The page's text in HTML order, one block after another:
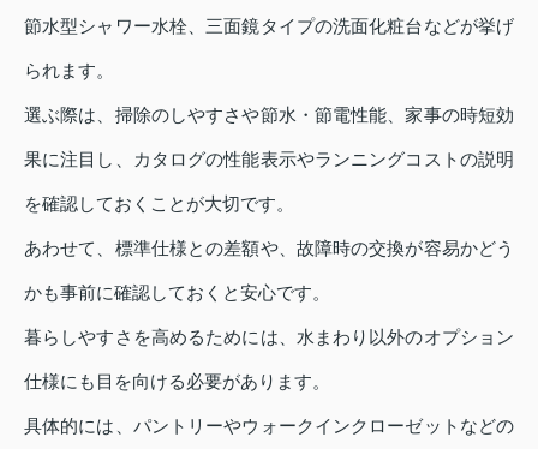
節水型シャワー水栓、三面鏡タイプの洗面化粧台などが挙げ
られます。
選ぶ際は、掃除のしやすさや節水・節電性能、家事の時短効
果に注目し、カタログの性能表示やランニングコストの説明
を確認しておくことが大切です。
あわせて、標準仕様との差額や、故障時の交換が容易かどう
かも事前に確認しておくと安心です。
暮らしやすさを高めるためには、水まわり以外のオプション
仕様にも目を向ける必要があります。
具体的には、パントリーやウォークインクローゼットなどの